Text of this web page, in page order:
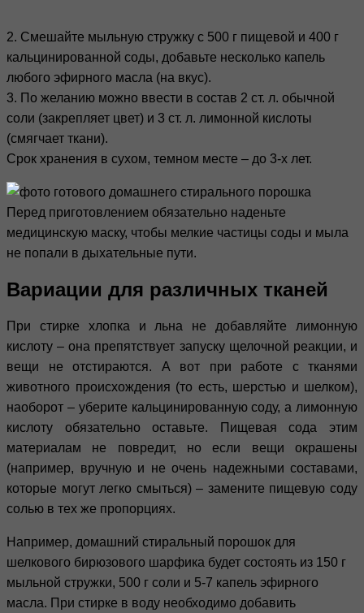
2. Смешайте мыльную стружку с 500 г пищевой и 400 г
кальцинированной соды, добавьте несколько капель
любого эфирного масла (на вкус).
3. По желанию можно ввести в состав 2 ст. л. обычной
соли (закрепляет цвет) и 3 ст. л. лимонной кислоты
(смягчает ткани).
Срок хранения в сухом, темном месте – до 3-х лет.
Перед приготовлением обязательно наденьте
медицинскую маску, чтобы мелкие частицы соды и мыла
не попали в дыхательные пути.
Вариации для различных тканей
При стирке хлопка и льна не добавляйте лимонную
кислоту – она препятствует запуску щелочной реакции, и
вещи не отстираются. А вот при работе с тканями
животного происхождения (то есть, шерстью и шелком),
наоборот – уберите кальцинированную соду, а лимонную
кислоту обязательно оставьте. Пищевая сода этим
материалам не повредит, но если вещи окрашены
(например, вручную и не очень надежными составами,
которые могут легко смыться) – замените пищевую соду
солью в тех же пропорциях.
Например, домашний стиральный порошок для
шелкового бирюзового шарфика будет состоять из 150 г
мыльной стружки, 500 г соли и 5-7 капель эфирного
масла. При стирке в воду необходимо добавить